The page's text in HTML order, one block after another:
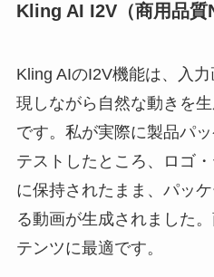
Kling AI I2V（商用品質
Kling AIのI2V機能は、入
現しながら自然な動きを
です。私が実際に製品パ
テストしたところ、ロゴ
に保持されたまま、パッ
る動画が生成されました
テンツに最適です。